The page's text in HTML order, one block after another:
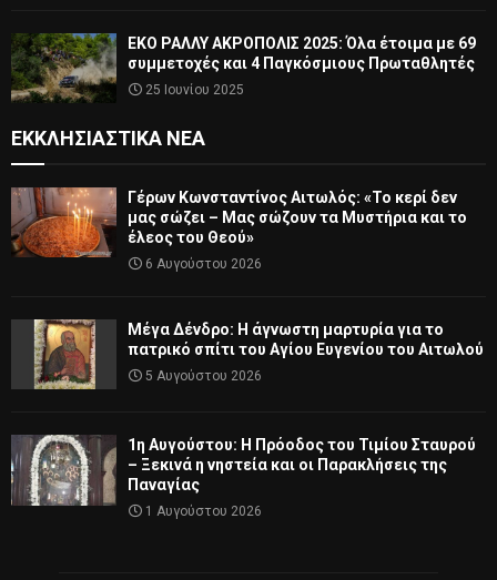
ΕΚΟ ΡΑΛΛΥ ΑΚΡΟΠΟΛΙΣ 2025: Όλα έτοιμα με 69
συμμετοχές και 4 Παγκόσμιους Πρωταθλητές
25 Ιουνίου 2025
ΕΚΚΛΗΣΙΑΣΤΙΚΆ ΝΈΑ
Γέρων Κωνσταντίνος Αιτωλός: «Το κερί δεν
μας σώζει – Μας σώζουν τα Μυστήρια και το
έλεος του Θεού»
6 Αυγούστου 2026
Μέγα Δένδρο: Η άγνωστη μαρτυρία για το
πατρικό σπίτι του Αγίου Ευγενίου του Αιτωλού
5 Αυγούστου 2026
1η Αυγούστου: Η Πρόοδος του Τιμίου Σταυρού
– Ξεκινά η νηστεία και οι Παρακλήσεις της
Παναγίας
1 Αυγούστου 2026